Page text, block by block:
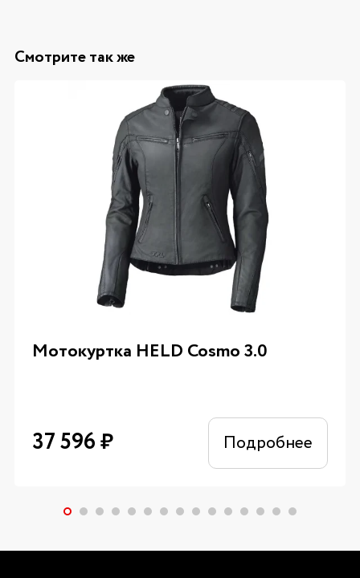
Смотрите так же
Мотокуртка HELD Cosmo 3.0
37 596₽ Подробнее